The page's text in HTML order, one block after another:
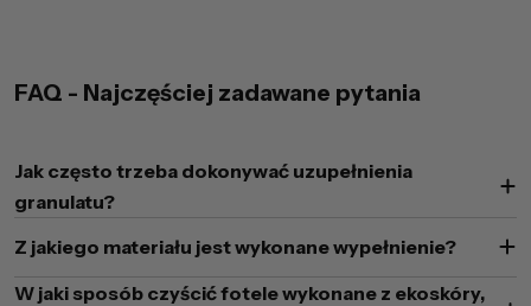
FAQ - Najczęściej zadawane pytania
Jak często trzeba dokonywać uzupełnienia
granulatu?
Z jakiego materiału jest wykonane wypełnienie?
W jaki sposób czyścić fotele wykonane z ekoskóry,